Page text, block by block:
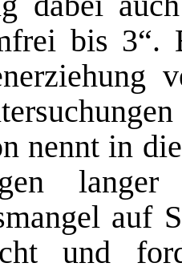
bis 3“.
nennt in
auf
und